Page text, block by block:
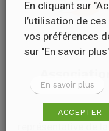
L’ACDV est
En cliquant sur
l’utilisation de
vos préférences
sur "En savoir
En savoir plus
ACCEPTER